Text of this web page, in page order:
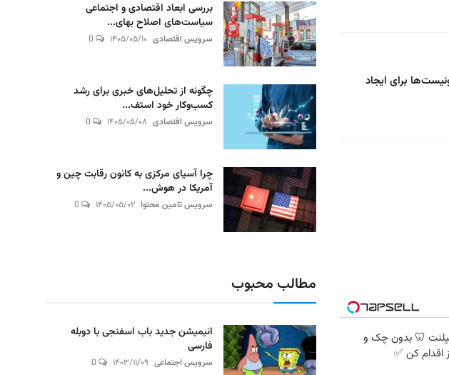
برای ایجاد
ایمپلنت 🦷 بدون چک و
کن ✅
بررسی ابعاد اقتصادی و اجتماعی
سیاست‌های اصلاح بهای...
سرویس اقتصادی ۱۴۰۵/۰۵/۱۰ 0
چگونه از تحلیل‌های خبری برای رشد
کسب‌وکار خود استف...
سرویس اقتصادی ۱۴۰۵/۰۵/۰۸ 0
چرا آسیای مرکزی به کانون رقابت چین و
آمریکا در هوش...
سرویس تامین محتوا ۱۴۰۵/۰۵/۰۲ 0
مطالب محبوب
انیمیشن جدید باب اسفنجی با دوبله
فارسی
سرویس اجتماعی ۱۴۰۳/۱۱/۰۹ 0